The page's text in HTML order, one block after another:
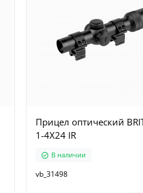
Прицел оптический
1-4X24 IR
В наличии
vb_31498